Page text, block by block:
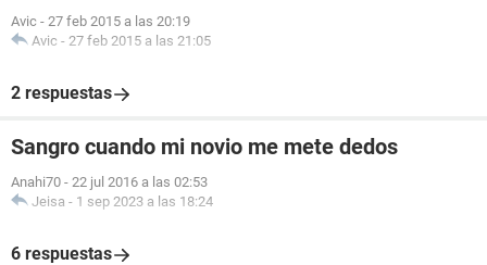
Avic - 27 feb 2015 a las 20:19
Avic - 27 feb 2015 a las 21:05
2 respuestas
Sangro cuando mi novio me mete dedos
Anahi70 - 22 jul 2016 a las 02:53
Jeisa - 1 sep 2023 a las 18:24
6 respuestas